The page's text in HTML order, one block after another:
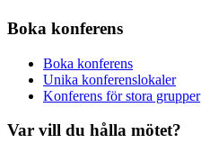
Boka konferens
Boka konferens
Unika konferenslokaler
Konferens för stora grupper
Var vill du hålla mötet?